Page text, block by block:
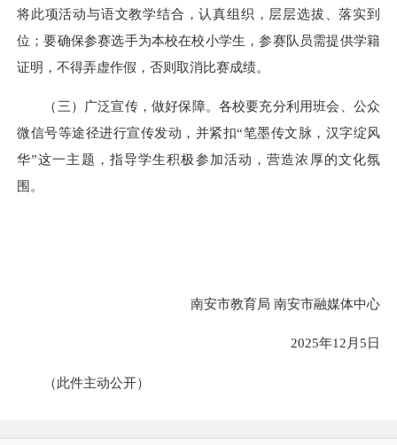
将此项活动与语文教学结合，认真组织，层层选拔、落实到
位；要确保参赛选手为本校在校小学生，参赛队员需提供学籍
证明，不得弄虚作假，否则取消比赛成绩。
（三）广泛宣传，做好保障。各校要充分利用班会、公众
微信号等途径进行宣传发动，并紧扣“笔墨传文脉，汉字绽风
华”这一主题，指导学生积极参加活动，营造浓厚的文化氛
围。
南安市教育局 南安市融媒体中心
2025年12月5日
（此件主动公开）